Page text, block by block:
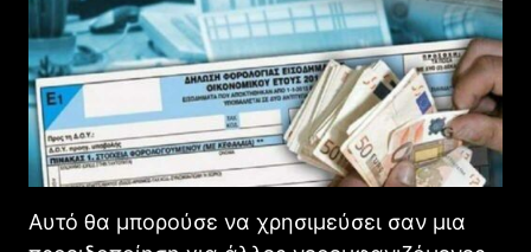
Αυτό θα μπορούσε να χρησιμεύσει σαν μια